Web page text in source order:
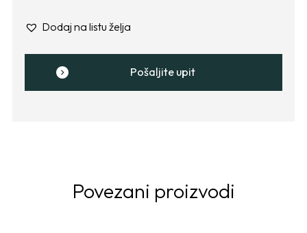
Dodaj na listu želja
Pošaljite upit
Povezani proizvodi